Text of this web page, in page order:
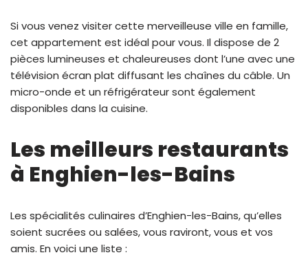
Si vous venez visiter cette merveilleuse ville en famille,
cet appartement est idéal pour vous. Il dispose de 2
pièces lumineuses et chaleureuses dont l’une avec une
télévision écran plat diffusant les chaînes du câble. Un
micro-onde et un réfrigérateur sont également
disponibles dans la cuisine.
Les meilleurs restaurants
à Enghien-les-Bains
Les spécialités culinaires d’Enghien-les-Bains, qu’elles
soient sucrées ou salées, vous raviront, vous et vos
amis. En voici une liste :